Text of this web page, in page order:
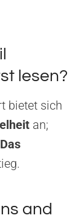
lesen?
bietet sich
an;
Das
and